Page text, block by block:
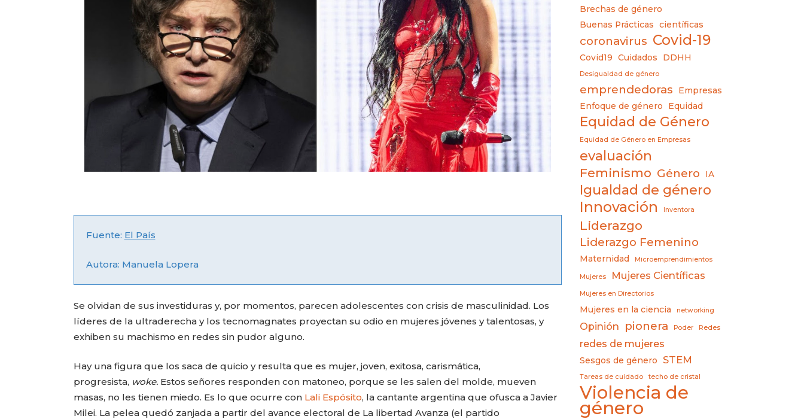
Fuente: El País
Autora: Manuela Lopera
Se olvidan de sus investiduras y, por momentos, parecen adolescentes con crisis de masculinidad. Los
líderes de la ultraderecha y los tecnomagnates proyectan su odio en mujeres jóvenes y talentosas, y
exhiben su machismo en redes sin pudor alguno.
Hay una figura que los saca de quicio y resulta que es mujer, joven, exitosa, carismática,
progresista, woke.Estos señores responden con matoneo, porque se les salen del molde, mueven
masas, no les tienen miedo. Es lo que ocurre con Lali Espósito, la cantante argentina que ofusca a Javier
Milei. La pelea quedó zanjada a partir del avance electoral de La libertad Avanza (el partido
Brechas de género
Buenas Prácticas
científicas
coronavirus Covid-19
Covid19 Cuidados DDHH
Desigualdad de género
emprendedoras
Empresas
Enfoque de género
Equidad
Equidad de Género
Equidad de Género en Empresas
evaluación
Feminismo Género IA
Igualdad de género
Innovación Inventora
Liderazgo
Liderazgo Femenino
Maternidad Microemprendimientos
Mujeres Mujeres Científicas
Mujeres en Directorios
Mujeres en la ciencia networking
Opinión pionera Poder Redes
redes de mujeres
Sesgos de género STEM
Tareas de cuidado techo de cristal
Violencia de
género